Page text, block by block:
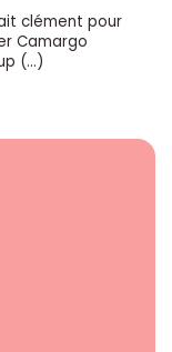
clément pour
Camargo
(…)